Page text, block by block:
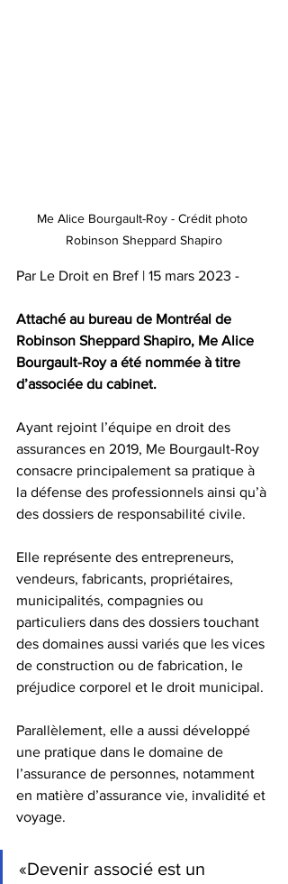
Me Alice Bourgault-Roy - Crédit photo
Robinson Sheppard Shapiro
Par Le Droit en Bref | 15 mars 2023 -
Attaché au bureau de Montréal de
Robinson Sheppard Shapiro, Me Alice
Bourgault-Roy a été nommée à titre
d’associée du cabinet.
Ayant rejoint l’équipe en droit des
assurances en 2019, Me Bourgault-Roy
consacre principalement sa pratique à
la défense des professionnels ainsi qu’à
des dossiers de responsabilité civile.
Elle représente des entrepreneurs,
vendeurs, fabricants, propriétaires,
municipalités, compagnies ou
particuliers dans des dossiers touchant
des domaines aussi variés que les vices
de construction ou de fabrication, le
préjudice corporel et le droit municipal.
Parallèlement, elle a aussi développé
une pratique dans le domaine de
l’assurance de personnes, notamment
en matière d’assurance vie, invalidité et
voyage.
«Devenir associé est un